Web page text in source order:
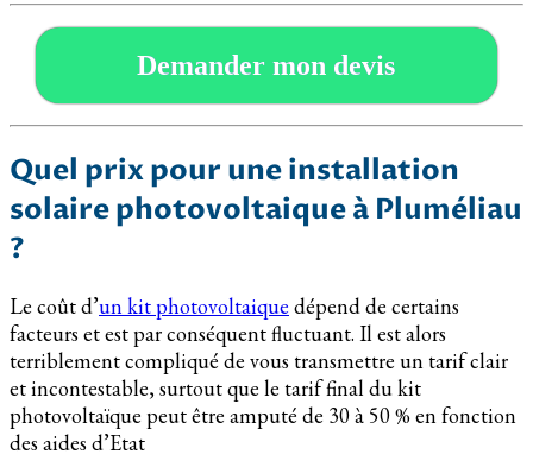
Demander mon devis
Quel prix pour une installation
solaire photovoltaique à Pluméliau
?
Le coût d’un kit photovoltaique dépend de certains
facteurs et est par conséquent fluctuant. Il est alors
terriblement compliqué de vous transmettre un tarif clair
et incontestable, surtout que le tarif final du kit
photovoltaïque peut être amputé de 30 à 50 % en fonction
des aides d’Etat